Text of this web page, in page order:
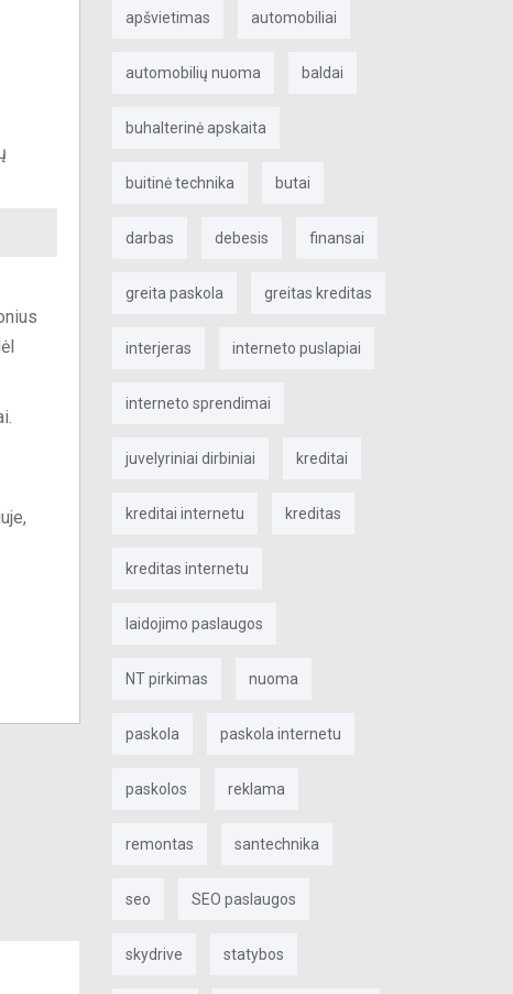
apšvietimas automobiliai
automobilių nuoma baldai
buhalterinė apskaita
buitinė technika butai
darbas debesis finansai
greita paskola greitas kreditas
interjeras interneto puslapiai
interneto sprendimai
juvelyriniai dirbiniai kreditai
kreditai internetu kreditas
kreditas internetu
laidojimo paslaugos
NT pirkimas nuoma
paskola paskola internetu
paskolos reklama
remontas santechnika
seo SEO paslaugos
skydrive statybos